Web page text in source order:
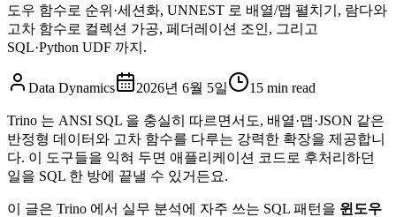
도우 함수로 순위·세션화, UNNEST 로 배열/맵 펼치기, 람다와
고차 함수로 컬렉션 가공, 페더레이션 조인, 그리고
SQL·Python UDF 까지.
Data Dynamics 2026년 6월 5일 15 min read
Trino 는 ANSI SQL 을 충실히 따르면서도, 배열·맵·JSON 같은
반정형 데이터와 고차 함수를 다루는 강력한 확장을 제공합니
다. 이 도구들을 익혀 두면 애플리케이션 코드로 후처리하던
일을 SQL 한 방에 끝낼 수 있거든요.
이 글은 Trino 에서 실무 분석에 자주 쓰는 SQL 패턴을 윈도우